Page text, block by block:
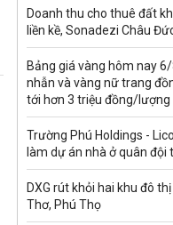
Doanh thu cho thuê đất
liền kề, Sonadezi Châu
Bảng giá vàng hôm nay
nhẫn và vàng nữ trang
tới hơn 3 triệu đồng/lượng
Trường Phú Holdings -
làm dự án nhà ở quân đội
DXG rút khỏi hai khu đô
Thơ, Phú Thọ